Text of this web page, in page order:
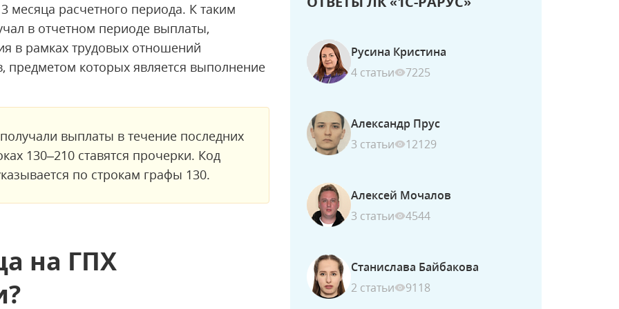
месяца расчетного периода. К таким
в отчетном периоде выплаты,
в рамках трудовых отношений
предметом которых является выполнение
выплаты в течение последних
130–210 ставятся прочерки. Код
по строкам графы 130.
на ГПХ
Русина Кристина
4 статьи
7225
Александр Прус
3 статьи
12129
Алексей Мочалов
3 статьи
4544
Станислава Байбакова
2 статьи
9118